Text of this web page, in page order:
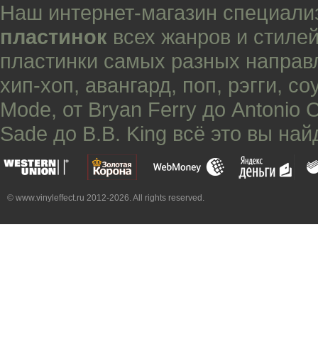
Наш интернет-магазин
пластинок всех жанров и
пластинки самых разных
хип-хоп, авангард, поп, рэгги,
Mode, от Bryan Ferry до Antonio
Sade до B.B. King всё это вы
© www.vinyleffect.ru 2012-2026. All rights reserved.